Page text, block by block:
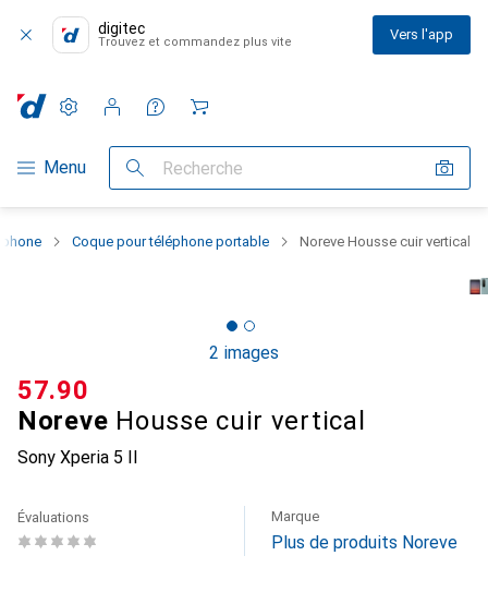
digitec
Trouvez et commandez plus vite Vers l'app
Navigation par catégorie
Menu Recherche
Paramètres
Compte client
Listes de comparaison
Listes d'envies
Panier
Coque pour téléphone portable Noreve Housse cuir vertical
2 images
Noreve Housse cuir vertical
Sony Xperia 5 II
CHF
57.90
Évaluations Marque
Plus de produits Noreve